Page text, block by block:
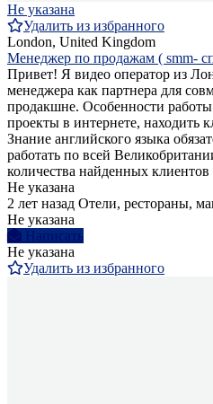
Не указана
Удалить из избранного
London, United Kingdom
Менеджер по продажам ( smm-
Привет! Я видео оператор из
менеджера как партнера для
продакшне. Особенности
проекты в интернете, находить
Знание английского языка
работать по всей
количества найденных клиентов
Не указана
2 лет назад Отели, рестораны,
Не указана
Написать
Не указана
Удалить из избранного